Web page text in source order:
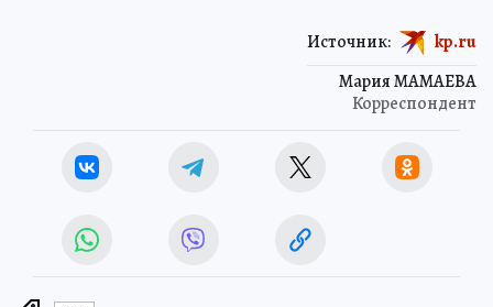
Мария МАМАЕВА
Корреспондент
Источник: kp.ru